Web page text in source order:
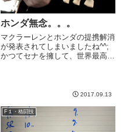
ホンダ無念。。。
マクラーレンとホンダの提携解消
が発表されてしまいましたね^^;
かつてセナを擁して、世界最高の
きつけられる結果になってしまい
2017.09.13
F１・格闘技